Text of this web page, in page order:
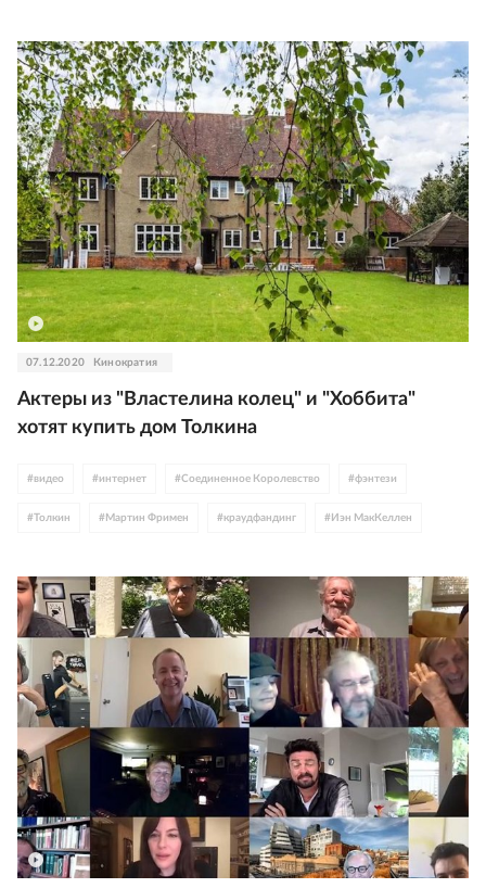
#Иэн МакКеллен #Вигго Мортенсен #Орландо Блум
#Элайджа Вуд #Хьюго Уивинг #WB Discovery
07.12.2020 Кинократия
Актеры из "Властелина колец" и "Хоббита"
хотят купить дом Толкина
#видео #интернет #Соединенное Королевство #фэнтези
#Толкин # Мартин Фримен #краудфандинг # Иэн МакКеллен